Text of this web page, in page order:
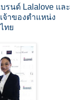
รนด์ Lalalove และ
จ้าของตำแหน่ง
ทย